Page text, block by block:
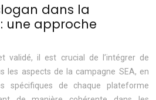
dans la
une approche
validé, il est crucial de l’intégrer de
les aspects de la campagne SEA, en
spécifiques de chaque plateforme